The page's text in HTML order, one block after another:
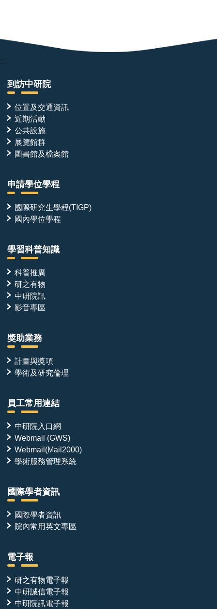
:::
到訪中研院
位置及交通資訊
近期活動
公共設施
展覽館群
圖書館及檔案館
申請學位學程
國際研究生學程(TIGP)
國內學位學程
學習科普知識
科普推廣
研之有物
中研院訊
影音專區
獎助業務
計畫與獎項
學術及研究倫理
員工常用連結
中研院入口網
Webmail (GWS)
Webmail(Mail2000)
學術服務管理系統
國際學者資訊
國際學者資訊
院內常用英文專區
電子報
研之有物電子報
中研誠信電子報
中研院訊電子報